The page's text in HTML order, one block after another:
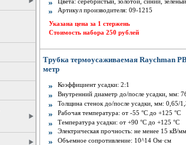
Артикул производителя: 09-1215
Указана цена за 1 стержень
Стоимость набора 250 рублей
Трубка термоусаживаемая Raychman
метр
Коэффициент усадки: 2:1
Внутренний диаметр до/после усадки, мм:
Толщина стенок до/после усадки, мм: 0,65/
Рабочая температура: от -55 °C до +125 °C
Температура усадки: от +90 °С до +125 °С
Электрическая прочность: не менее 15 кВ/мм
Объемное сопротивление: 10^14 Ом·см